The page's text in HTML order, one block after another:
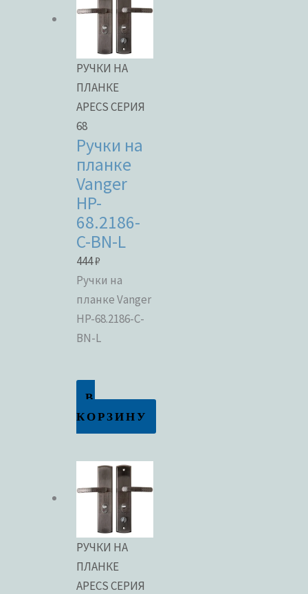
РУЧКИ НА
ПЛАНКЕ
APECS СЕРИЯ
68
Ручки на
планке
Vanger
HP-
68.2186-
C-BN-L
444₽
Ручки на
планке Vanger
HP-68.2186-C-
BN-L
В
КОРЗИНУ
РУЧКИ НА
ПЛАНКЕ
APECS СЕРИЯ